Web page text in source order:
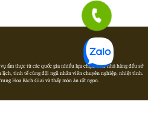
ẩm thực từ các quốc gia nhiều lựa chọn. Mỗi nhà hàng đều sở
lịch, tinh tế cùng đội ngũ nhân viên chuyên nghiệp, nhiệt tình.
Hoa Bách Giai và thấy món ăn rất ngon.